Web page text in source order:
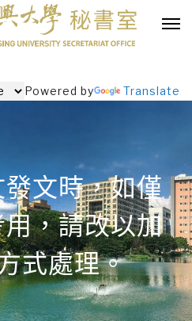
Powered by Translate
文時，如僅
，請改以加
式處理。